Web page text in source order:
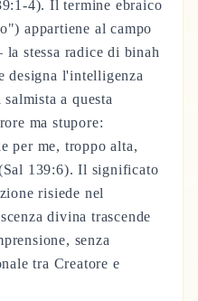
4). Il termine ebraico
stessa radice di binah
designa l'intelligenza
a questa
ma stupore:
per me, troppo alta,
139:6). Il significato
risiede nel
divina trascende
senza
tra Creatore e